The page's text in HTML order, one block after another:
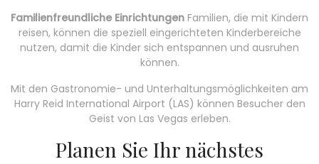
Familienfreundliche Einrichtungen Familien, die mit Kindern
reisen, können die speziell eingerichteten Kinderbereiche
nutzen, damit die Kinder sich entspannen und ausruhen
können.
Mit den Gastronomie- und Unterhaltungsmöglichkeiten am
Harry Reid International Airport (LAS) können Besucher den
Geist von Las Vegas erleben.
Planen Sie Ihr nächstes